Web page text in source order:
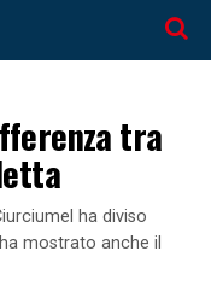
tra
ha diviso
mostrato anche il